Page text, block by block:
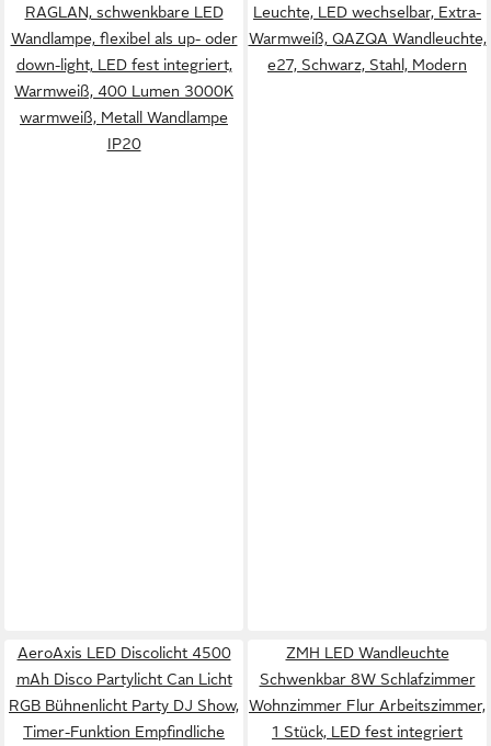
RAGLAN, schwenkbare LED
Wandlampe, flexibel als up- oder
down-light, LED fest integriert,
Warmweiß, 400 Lumen 3000K
warmweiß, Metall Wandlampe
IP20
Leuchte, LED wechselbar, Extra-
Warmweiß, QAZQA Wand­leuchte,
e27, Schwarz, Stahl, Modern
AeroAxis LED Discolicht 4500
mAh Disco Partylicht Can Licht
RGB Bühnenlicht Party DJ Show,
Timer-Funktion Empfindliche
ZMH LED Wandleuchte
Schwenkbar 8W Schlafzimmer
Wohnzimmer Flur Arbeitszimmer,
1 Stück, LED fest integriert